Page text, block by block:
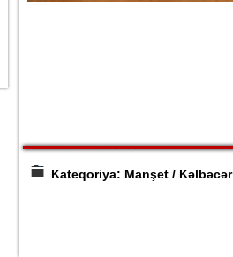
Kateqoriya: Manşet / Kəlbəcər